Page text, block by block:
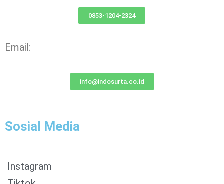
0853-1204-2324
Email:
info@indosurta.co.id
Sosial Media
Instagram